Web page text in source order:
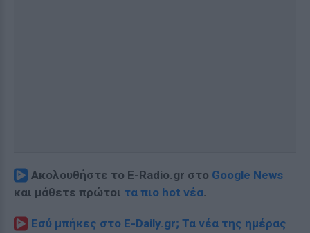
Ακολουθήστε το E-Radio.gr στο Google News
και μάθετε πρώτοι τα πιο hot νέα.
Εσύ μπήκες στο E-Daily.gr; Τα νέα της ημέρας